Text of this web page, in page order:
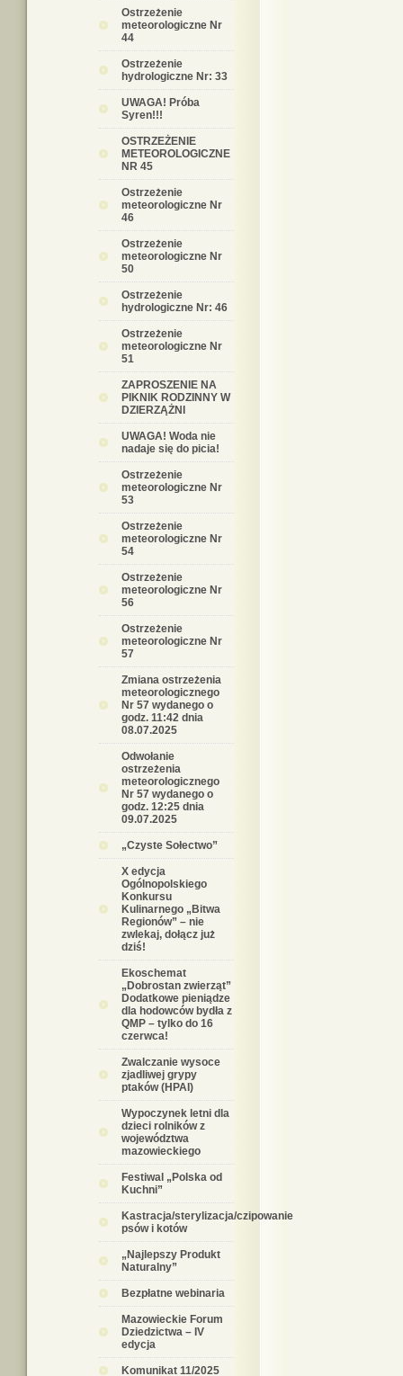
Ostrzeżenie
meteorologiczne Nr
44
Ostrzeżenie
hydrologiczne Nr: 33
UWAGA! Próba
Syren!!!
OSTRZEŻENIE
METEOROLOGICZNE
NR 45
Ostrzeżenie
meteorologiczne Nr
46
Ostrzeżenie
meteorologiczne Nr
50
Ostrzeżenie
hydrologiczne Nr: 46
Ostrzeżenie
meteorologiczne Nr
51
ZAPROSZENIE NA
PIKNIK RODZINNY W
DZIERZĄŻNI
UWAGA! Woda nie
nadaje się do picia!
Ostrzeżenie
meteorologiczne Nr
53
Ostrzeżenie
meteorologiczne Nr
54
Ostrzeżenie
meteorologiczne Nr
56
Ostrzeżenie
meteorologiczne Nr
57
Zmiana ostrzeżenia
meteorologicznego
Nr 57 wydanego o
godz. 11:42 dnia
08.07.2025
Odwołanie
ostrzeżenia
meteorologicznego
Nr 57 wydanego o
godz. 12:25 dnia
09.07.2025
„Czyste Sołectwo”
X edycja
Ogólnopolskiego
Konkursu
Kulinarnego „Bitwa
Regionów” – nie
zwlekaj, dołącz już
dziś!
Ekoschemat
„Dobrostan zwierząt”
Dodatkowe pieniądze
dla hodowców bydła z
QMP – tylko do 16
czerwca!
Zwalczanie wysoce
zjadliwej grypy
ptaków (HPAI)
Wypoczynek letni dla
dzieci rolników z
województwa
mazowieckiego
Festiwal „Polska od
Kuchni”
Kastracja/sterylizacja/czipowanie
psów i kotów
„Najlepszy Produkt
Naturalny”
Bezpłatne webinaria
Mazowieckie Forum
Dziedzictwa – IV
edycja
Komunikat 11/2025